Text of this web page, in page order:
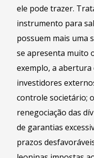
ele pode trazer.
instrumento para
possuem mais uma
se apresenta muito
exemplo, a abertura
investidores
controle societário;
renegociação das
de garantias
prazos